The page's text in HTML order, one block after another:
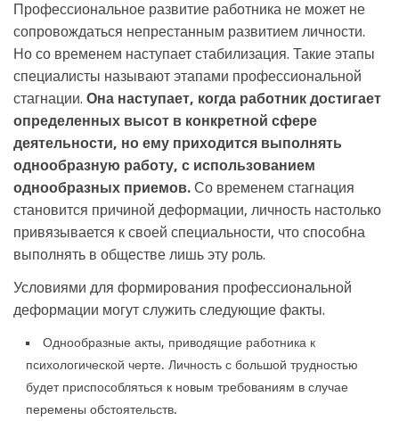
Профессиональное развитие работника не может не
сопровождаться непрестанным развитием личности.
Но со временем наступает стабилизация. Такие этапы
специалисты называют этапами профессиональной
стагнации. Она наступает, когда работник достигает
определенных высот в конкретной сфере
деятельности, но ему приходится выполнять
однообразную работу, с использованием
однообразных приемов. Со временем стагнация
становится причиной деформации, личность настолько
привязывается к своей специальности, что способна
выполнять в обществе лишь эту роль.
Условиями для формирования профессиональной
деформации могут служить следующие факты.
Однообразные акты, приводящие работника к
психологической черте. Личность с большой трудностью
будет приспособляться к новым требованиям в случае
перемены обстоятельств.